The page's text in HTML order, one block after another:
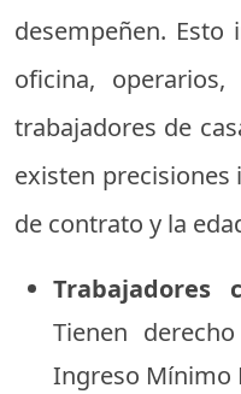
desempeñen.
oficina,
trabajadores de
existen
de contrato y la
Trabajadores
Tienen
Ingreso Mínimo